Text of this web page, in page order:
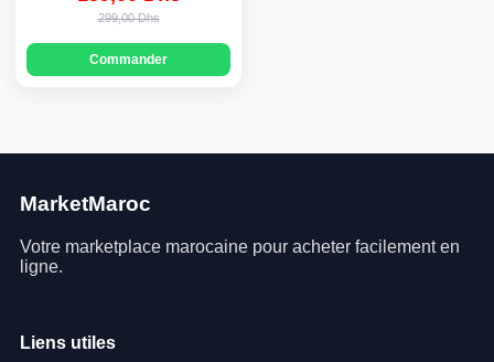
299,00 DhsOriginal
price
was:
Current
price
is:
Commander
MarketMaroc
Votre marketplace marocaine pour acheter facilement en
ligne.
Liens utiles